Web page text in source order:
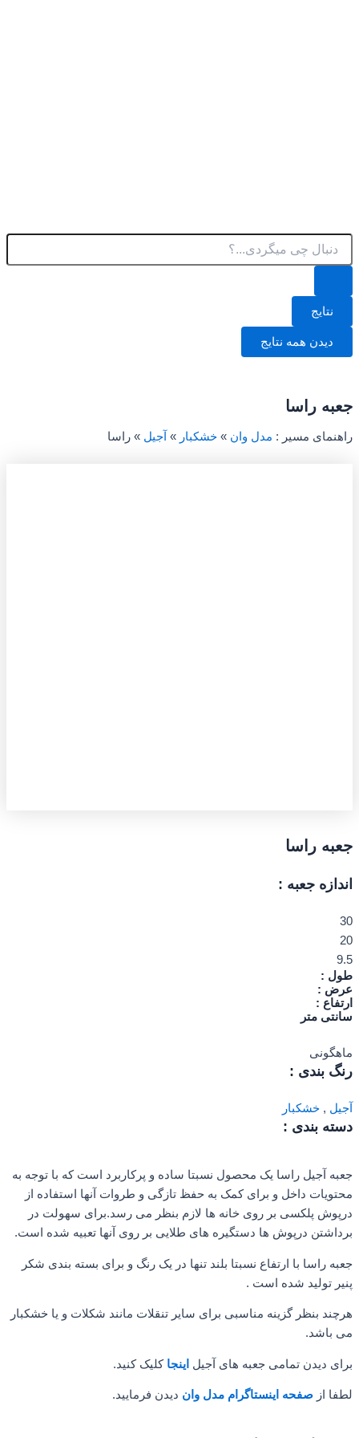
نتایج
دیدن همه نتایج
جعبه راسا
راهنمای مسیر : مدل وان » خشکبار » آجیل » راسا
جعبه راسا
اندازه جعبه :
30
20
9.5
طول :
عرض :
ارتفاع :
سانتی متر
ماهگونی
رنگ بندی :
آجیل , خشکبار
دسته بندی :
جعبه آجیل راسا یک محصول نسبتا ساده و پرکاربرد است که با توجه به
محتویات داخل و برای کمک به حفظ تازگی و طروات آنها استفاده از
درپوش پلکسی بر روی خانه ها لازم بنظر می رسد.برای سهولت در
برداشتن درپوش ها دستگیره های طلایی بر روی آنها تعبیه شده است.
جعبه راسا با ارتفاع نسبتا بلند تنها در یک رنگ و برای بسته بندی شکر
پنیر تولید شده است .
هرچند بنظر گزینه مناسبی برای سایر تنقلات مانند شکلات و یا خشکبار
می باشد.
برای دیدن تمامی جعبه های آجیل اینجا کلیک کنید.
لطفا از صفحه اینستاگرام مدل وان دیدن فرمایید.